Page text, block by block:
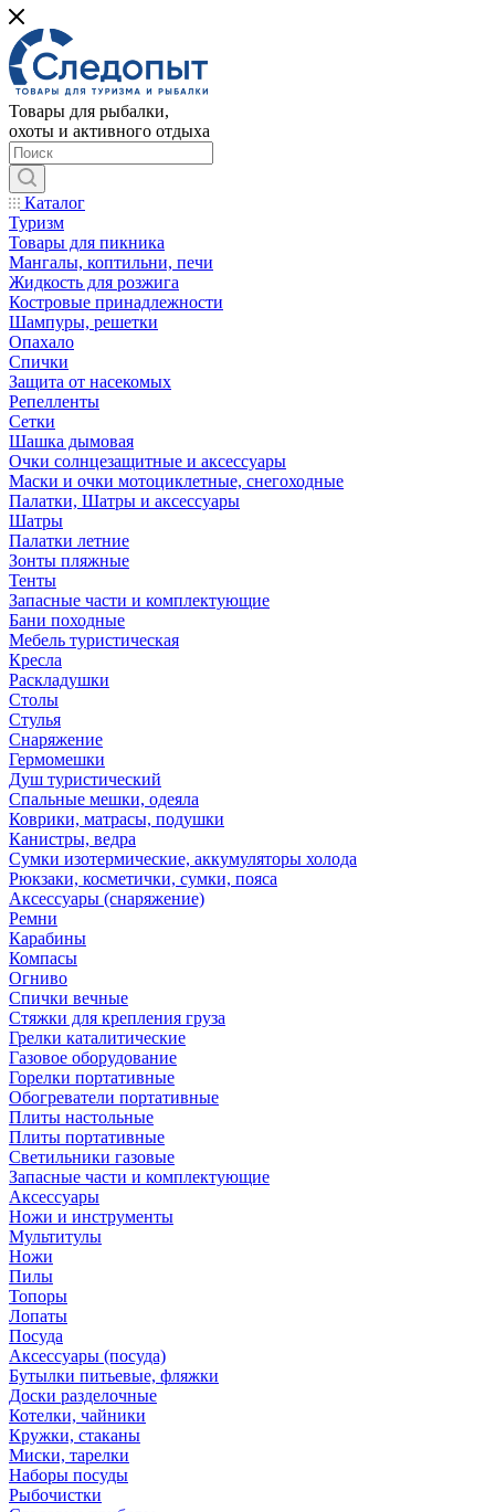
Товары для рыбалки,
охоты и активного отдыха
Каталог
Туризм
Товары для пикника
Мангалы, коптильни, печи
Жидкость для розжига
Костровые принадлежности
Шампуры, решетки
Опахало
Спички
Защита от насекомых
Репелленты
Сетки
Шашка дымовая
Очки солнцезащитные и аксессуары
Маски и очки мотоциклетные, снегоходные
Палатки, Шатры и аксессуары
Шатры
Палатки летние
Зонты пляжные
Тенты
Запасные части и комплектующие
Бани походные
Мебель туристическая
Кресла
Раскладушки
Столы
Стулья
Снаряжение
Гермомешки
Душ туристический
Спальные мешки, одеяла
Коврики, матрасы, подушки
Канистры, ведра
Сумки изотермические, аккумуляторы холода
Рюкзаки, косметички, сумки, пояса
Аксессуары (снаряжение)
Ремни
Карабины
Компасы
Огниво
Спички вечные
Стяжки для крепления груза
Грелки каталитические
Газовое оборудование
Горелки портативные
Обогреватели портативные
Плиты настольные
Плиты портативные
Светильники газовые
Запасные части и комплектующие
Аксессуары
Ножи и инструменты
Мультитулы
Ножи
Пилы
Топоры
Лопаты
Посуда
Аксессуары (посуда)
Бутылки питьевые, фляжки
Доски разделочные
Котелки, чайники
Кружки, стаканы
Миски, тарелки
Наборы посуды
Рыбочистки